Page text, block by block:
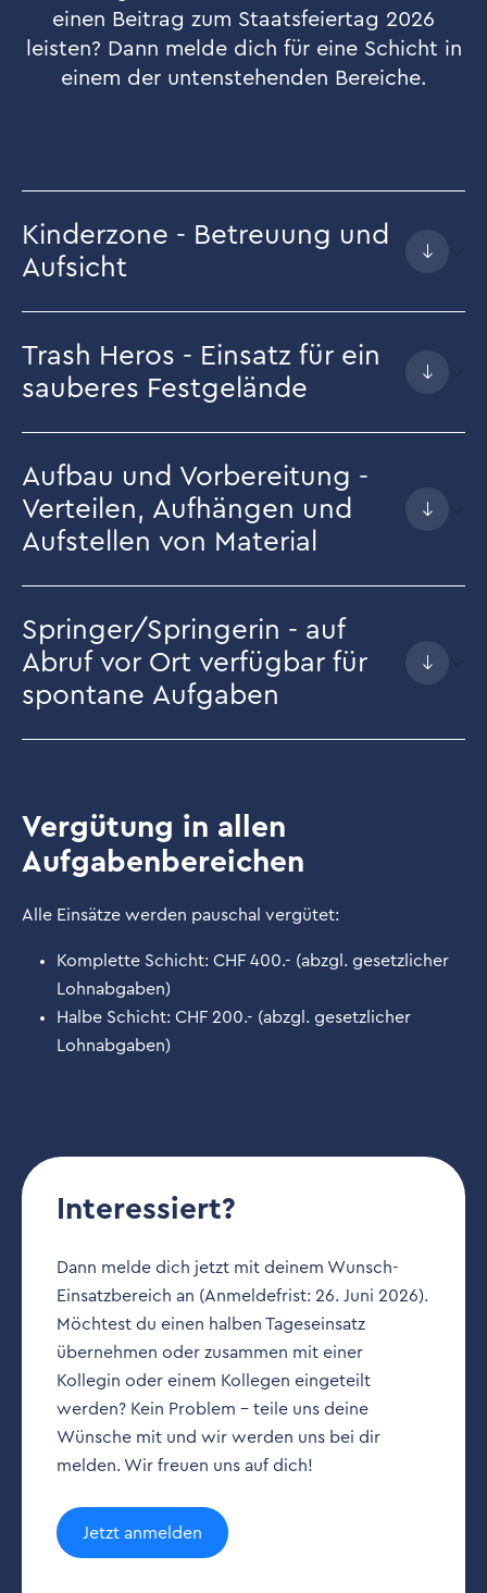
einen Beitrag zum Staatsfeiertag 2026
leisten? Dann melde dich für eine Schicht in
einem der untenstehenden Bereiche.
Kinderzone - Betreuung und
Aufsicht
Trash Heros - Einsatz für ein
sauberes Festgelände
Aufbau und Vorbereitung -
Verteilen, Aufhängen und
Aufstellen von Material
Springer/Springerin - auf
Abruf vor Ort verfügbar für
spontane Aufgaben
Vergütung in allen
Aufgabenbereichen
Alle Einsätze werden pauschal vergütet:
Komplette Schicht: CHF 400.- (abzgl. gesetzlicher
Lohnabgaben)
Halbe Schicht: CHF 200.- (abzgl. gesetzlicher
Lohnabgaben)
Interessiert?
Dann melde dich jetzt mit deinem Wunsch-
Einsatzbereich an (Anmeldefrist: 26. Juni 2026).
Möchtest du einen halben Tageseinsatz
übernehmen oder zusammen mit einer
Kollegin oder einem Kollegen eingeteilt
werden? Kein Problem - teile uns deine
Wünsche mit und wir werden uns bei dir
melden. Wir freuen uns auf dich!
Jetzt anmelden